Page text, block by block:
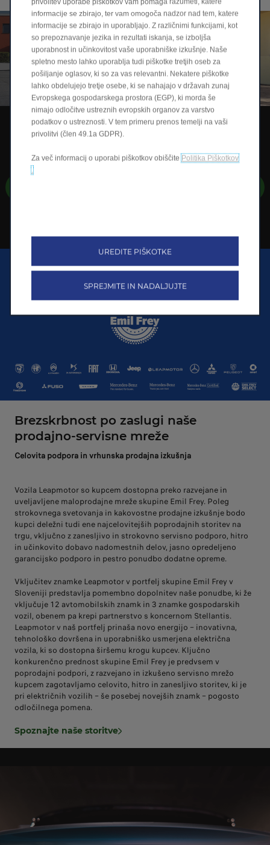
NOVI T03
Za 16.990 EUR*
*Ob nakupu s pomočjo Leapmotor financiranja.
Brezskrbnost po zaslugi naše
prodajno-servisne mreže
Celovita podpora in vrhunska prodajna izkušnja
Vozila Leapmotor so kupcem dostopna preko razvejane in
uveljavljene maloprodajne mreže skupine Emil Frey. Poleg
strokovnega svetovanja in kakovostne prodajne izkušnje bodo
kupci deležni tudi ene najcelovitejših poprodajnih storitev na
trgu, vključno z zanesljivo in strokovno servisno podporo, hitro
in učinkovito dobavo nadomestnih delov, jasno opredeljeno
garancijsko podporo in pestro ponudbo dodatne opreme.
Vključitev znamke Leapmotor v portfelj skupine Emil Frey v
Sloveniji predstavlja pomembno dopolnitev naše ponudbe, ki že
vključuje 12 avtomobilskih znamk in 3 znamke gospodarskih
vozil, obenem pa krepi partnerstvo s koncernom Stellantis.
Leapmotor v naš portfelj prinaša novo energijo – inovativna,
tehnološko dovršena in uporabniško usmerjena električna
vozila, ki so dostopna širšemu krogu kupcev. Ključno
konkurenčno prednost skupine Emil Frey je predvsem v
poprodajni podpori, z razvejano in izkušeno servisno mrežo
kupcem zagotavljamo celovito, hitro in zanesljivo storitev, ki je
pri električnih vozilih – še posebej novejših znamk – pogosto
odločilnega pomena.
Spoznajte naše storitve
informacije se zbirajo, ter vam omogoča nadzor nad tem, katere
informacije se zbirajo in uporabljajo. Z različnimi funkcijami, kot
so prepoznavanje jezika in rezultati iskanja, se izboljša
uporabnost in učinkovitost vaše uporabniške izkušnje. Naše
spletno mesto lahko uporablja tudi piškotke tretjih oseb za
pošiljanje oglasov, ki so za vas relevantni. Nekatere piškotke
lahko obdelujejo tretje osebe, ki se nahajajo v državah zunaj
Evropskega gospodarskega prostora (EGP), ki morda še
nimajo odločitve ustreznih evropskih organov za varstvo
podatkov o ustreznosti. V tem primeru prenos temelji na vaši
privolitvi (člen 49.1a GDPR).
Za več informacij o uporabi piškotkov obiščite Politika Piškotkov
.
UREDITE PIŠKOTKE
SPREJMITE IN NADALJUJTE